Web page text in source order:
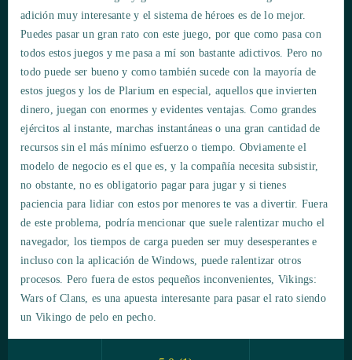
adición muy interesante y el sistema de héroes es de lo mejor.
Puedes pasar un gran rato con este juego, por que como pasa con
todos estos juegos y me pasa a mí son bastante adictivos. Pero no
todo puede ser bueno y como también sucede con la mayoría de
estos juegos y los de Plarium en especial, aquellos que invierten
dinero, juegan con enormes y evidentes ventajas. Como grandes
ejércitos al instante, marchas instantáneas o una gran cantidad de
recursos sin el más mínimo esfuerzo o tiempo. Obviamente el
modelo de negocio es el que es, y la compañía necesita subsistir,
no obstante, no es obligatorio pagar para jugar y si tienes
paciencia para lidiar con estos por menores te vas a divertir. Fuera
de este problema, podría mencionar que suele ralentizar mucho el
navegador, los tiempos de carga pueden ser muy desesperantes e
incluso con la aplicación de Windows, puede ralentizar otros
procesos. Pero fuera de estos pequeños inconvenientes, Vikings:
Wars of Clans, es una apuesta interesante para pasar el rato siendo
un Vikingo de pelo en pecho.